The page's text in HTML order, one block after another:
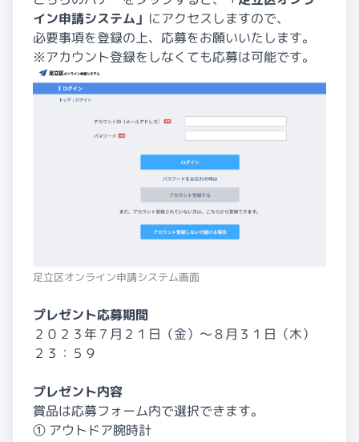
イン申請システム」 にアクセスしますので、
必要事項を登録の上、応募をお願いいたします。
※アカウント登録をしなくても応募は可能です。
足立区オンライン申請システム画面
プレゼント応募期間
２０２３年７月２１日（金）～８月３１日（木）
２３：５９
プレゼント内容
賞品は応募フォーム内で選択できます。
① アウトドア腕時計